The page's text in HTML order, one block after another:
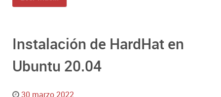
Instalación de HardHat en
Ubuntu 20.04
30 marzo 2022